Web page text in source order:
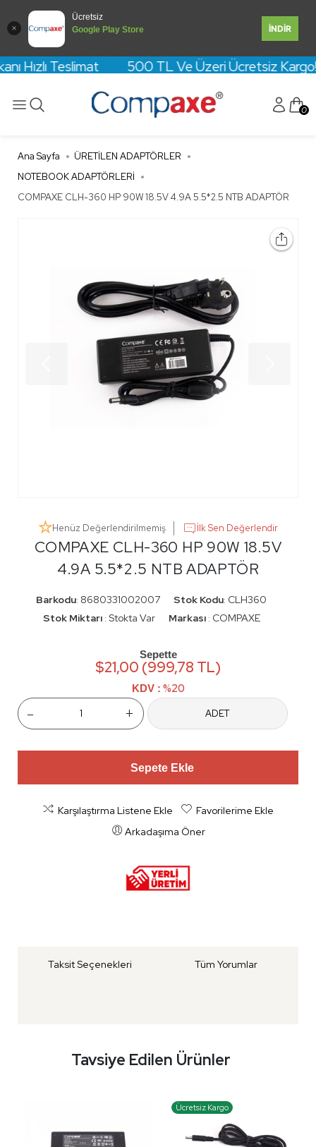
Ücretsiz
Google Play Store
İNDİR
Hızlı Teslimat 500 TL Ve Üzeri Ücretsiz Kargo!
0
Ana Sayfa
ÜRETİLEN ADAPTÖRLER
NOTEBOOK ADAPTÖRLERİ
COMPAXE CLH-360 HP 90W 18.5V 4.9A 5.5*2.5 NTB ADAPTÖR
COMPAXE CLH-360 HP 90W 18.5V
4.9A 5.5*2.5 NTB ADAPTÖR
Henüz Değerlendirilmemiş İlk Sen Değerlendir
Barkodu: 8680331002007 Stok Kodu: CLH360
Stok Miktarı : Stokta Var Markası : COMPAXE
Sepette
$21,00 (999,78 TL)
KDV : %20
- + ADET
Sepete Ekle
Karşılaştırma Listene Ekle
Favorilerime Ekle
Arkadaşıma Öner
Taksit Seçenekleri Tüm Yorumlar
Tavsiye Edilen Ürünler
Ücretsiz Kargo